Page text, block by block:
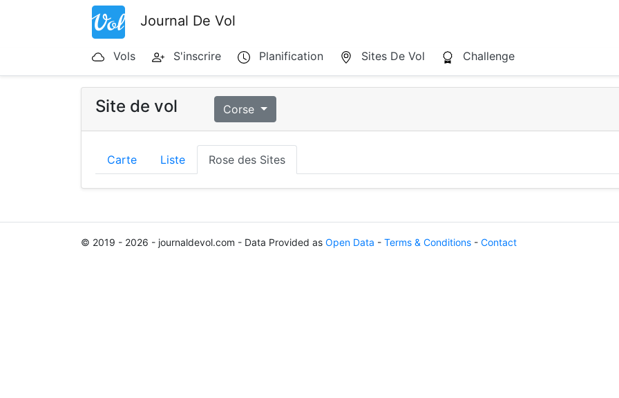
Journal De Vol
Vols S'inscrire Planification Sites De Vol Challenge
Site de vol Corse
Carte Liste Rose des Sites
© 2019 - 2026 - journaldevol.com - Data Provided as Open Data - Terms & Conditions - Contact